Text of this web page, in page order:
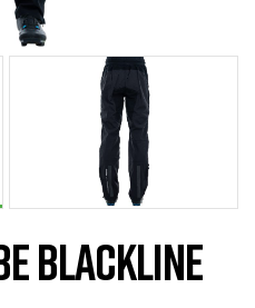
BLACKLINE